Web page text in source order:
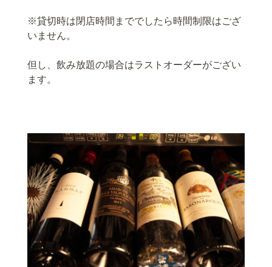
※貸切時は閉店時間まででしたら時間制限はござ
いません。
但し、飲み放題の場合はラストオーダーがござい
ます。